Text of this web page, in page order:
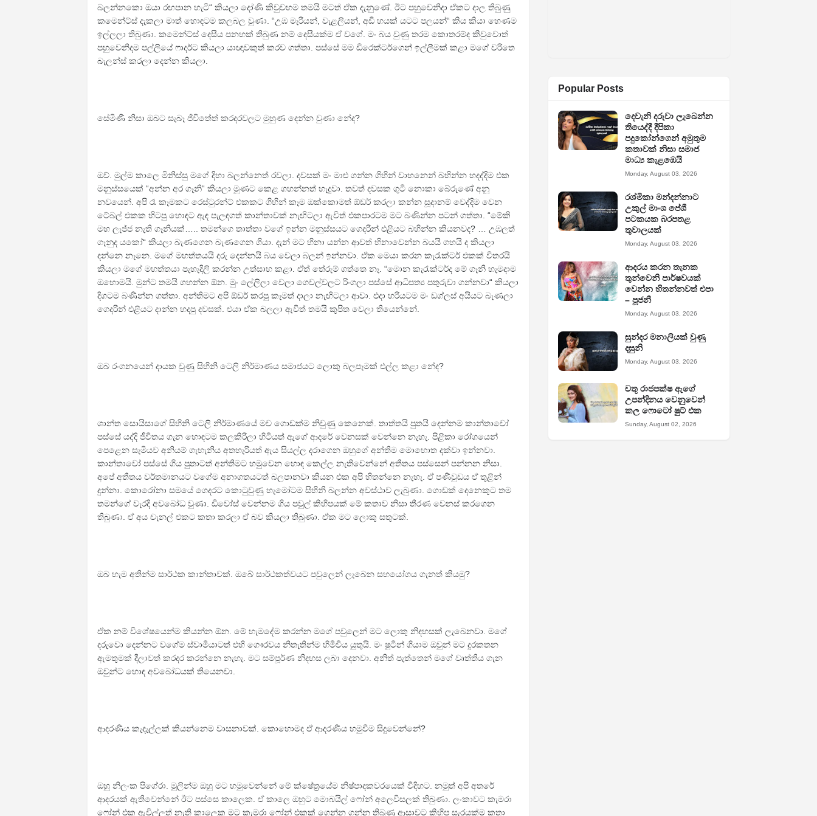
බලන්නකො ඔයා රඟපාන හැටි“ කියලා දෝණි කිවුවහම තමයි මටත් ඒක දැනුණේ. ඊට පහුවෙනිදා ඒකට දාල තිබුණු
කමෙන්ට්ස් දැකලා මාත් හොඳටම කලබල වුණා. “උඹ මැරියන්, වැළලියන්, අඩි හයක් යටට පලයන්“ කිය කියා හෙණම
ඉල්ලලා තිබුණා. කමෙන්ට්ස් දෙසීය පනහක් තිබුණ නම් දෙසීයක්ම ඒ වගේ. මං බය වුණු තරම කොතරම්ද කිවුවොත්
පහුවෙනිදම පල්ලියේ ෆාදර්ට කියලා යාඥාවකුත් කරව ගත්තා. පස්සේ මම ඩිරෙක්ටර්ගෙන් ඉල්ලීමක් කළා මගේ චරිතෙ
බැලන්ස් කරලා දෙන්න කියලා.
සේමිණී නිසා ඔබට සැබෑ ජිවිතේත් කරදරවලට මුහුණ දෙන්න වුණා නේද?
ඔව්. මුල්ම කාලෙ මිනිස්සු මගේ දිහා බලන්නෙත් රවලා. දවසක් මං මාළු ගන්න ගිහින් වාහනෙන් බහින්න හදද්දිම එක
මනුස්සයෙක් “අන්න අර ගෑනි“ කියලා මූණට කෙළ ගහන්නත් හැදුවා. තවත් දවසක ගුටි නොකා බේරුණේ අනූ
නවයෙන්. අපි රෑ කෑමකට රෙස්ටුරන්ට් එකකට ගිහින් කෑම ඔක්කොමත් ඕඩර් කරලා කන්න සූදානම් වෙද්දිම වෙන
ටේබල් එකක හිටපු හොඳට ඇඳ පැලඳගත් කාන්තාවක් නැඟිටලා ඇවිත් එකපාරටම මට බණින්න පටන් ගත්තා. “මේකි
මහ ලැජ්ජ නැති ගෑනියක්….. තමන්ගෙ තාත්තා වගේ ඉන්න මනුස්සයට ගෙදරින් එළියට බහින්න කියනවද? … උඹලත්
ගෑනුද යකෝ“ කියලා බැණගෙන බැණගෙන ගියා. දැන් මට හිනා යන්න ආවත් හිනාවෙන්න බයයි ගහයි ද කියලා
දන්නෙ නෑනෙ. මගේ මහත්තයයි දරු දෙන්නයි බය වෙලා බලන් ඉන්නවා. ඒක මෙයා කරන කැරැක්ටර් එකක් විතරයි
කියලා මගේ මහත්තයා පැහැදිලි කරන්න උත්සාහ කළා. ඒත් තේරුම් ගත්තෙ නෑ. “මොන කැරැක්ටර්ද මේ ගෑනි හැමදාම
ඔහොමයි. මුන්ට තමයි ගහන්න ඕන. මුං ලේලිලා වෙලා ගෙවල්වලට රිංගලා පස්සේ ආධිපත්‍ය පතුරුවා ගන්නවා“ කියලා
දිගටම බණින්න ගත්තා. අන්තිමට අපි ඕඩර් කරපු කෑමත් දාලා නැඟිටලා ආවා. එදා හරියටම මං ඩග්ලස් අයියට බැණලා
ගෙදරින් එළියට දාන්න හදපු දවසක්. එයා ඒක බලලා ඇවිත් තමයි කුපිත වෙලා තියෙන්නේ.
ඔබ රංගනයෙන් දායක වුණු සිහිනි ටෙලි නිර්මාණය සමාජයට ලොකු බලපෑමක් එල්ල කළා නේද?
ශාන්ත සොයිසාගේ සිහිනි ටෙලි නිර්මාණයේ මව ගොඩක්ම නිවුණු කෙනෙක්. තාත්තයි පුතයි දෙන්නම කාන්තාවෝ
පස්සේ යද්දි ජීවිතය ගැන හොඳටම කලකිරිලා හිටියත් ඇගේ ආදරේ වෙනසක් වෙන්නෙ නැහැ. පිළිකා රෝගයෙන්
පෙළෙන සැමියව අනියම් ගැහැනිය අතහැරියත් ඇය සියල්ල දරාගෙන ඔහුගේ අන්තිම මොහොත දක්වා ඉන්නවා.
කාන්තාවෝ පස්සේ ගිය පුතාටත් අන්තිමට හමුවෙන හොඳ කෙල්ල නැතිවෙන්නේ අතීතය පස්සෙන් පන්නන නිසා.
අපේ අතීතය වර්තමානයට වගේම අනාගතයටත් බලපානවා කියන එක අපි හිතන්නෙ නැහැ. ඒ පණිවුඩය ඒ තුළින්
දුන්නා. කොරෝනා සමයේ ගෙදරට කොටුවුණු හැමෝටම සිහිනි බලන්න අවස්ථාව ලැබුණා. ගොඩක් දෙනෙකුට තම
තමන්ගේ වැරදි අවබෝධ වුණා. ඩිවෝස් වෙන්නම ගිය පවුල් කිහිපයක් මේ කතාව නිසා තීරණ වෙනස් කරගෙන
තිබුණා. ඒ අය චැනල් එකට කතා කරලා ඒ බව කියලා තිබුණා. ඒක මට ලොකු සතුටක්.
ඔබ හැම අතින්ම සාර්ථක කාන්තාවක්. ඔබේ සාර්ථකත්වයට පවුලෙන් ලැබෙන සහයෝගය ගැනත් කියමු?
ඒක නම් විශේෂයෙන්ම කියන්න ඕන. මේ හැමදේම කරන්න මගේ පවුලෙන් මට ලොකු නිදහසක් ලැබෙනවා. මගේ
දරුවො දෙන්නට වගේම ස්වාමියාටත් එහි ගෞරවය නිතැතින්ම හිමිවිය යුතුයි. මං ෂූටින් ගියාම ඔවුන් මට දුරකතන
ඇමතුමක් දීලාවත් කරදර කරන්නෙ නැහැ. මට සම්පූර්ණ නිදහස ලබා දෙනවා. අනිත් පැත්තෙන් මගේ වෘත්තිය ගැන
ඔවුන්ට හොඳ අවබෝධයක් තියෙනවා.
ආදරණීය කැදැල්ලක් කියන්නෙම වාසනාවක්. කොහොමද ඒ ආදරණීය හමුවීම සිදුවෙන්නේ?
ඔහු නිලංක පිගේරා. මුලින්ම ඔහු මට හමුවෙන්නේ මේ ක්ෂේත්‍රයේම නිෂ්පාදකවරයෙක් විදිහට. නමුත් අපි අතරේ
ආදරයක් ඇතිවෙන්නේ ඊට පස්සෙ කාලෙක. ඒ කාලෙ ඔහුට මොබයිල් ෆෝන් අලෙවිසලක් තිබුණා. ලංකාවට කැමරා
ෆෝන් එක ඇවිල්ලත් නැති කාලෙක මට කැමරා ෆෝන් එකක් ගෙන්න ගන්න තිබුණු ආසාවට කිහිප සැරයක්ම කතා
Popular Posts
දෙවැනි දරුවා ලැබෙන්න
තියෙද්දී දීපිකා
පදුකෝන්ගෙන් අමුතුම
කතාවක් නිසා සමාජ
මාධ්‍ය කැළඹෙයි
Monday, August 03, 2026
රශ්මිකා මන්දන්නාට
උකුල් මාංශ පේශී
පටකයක බරපතළ
තුවාලයක්
Monday, August 03, 2026
ආදරය කරන තැනක
තුන්වෙනි පාර්ෂවයක්
වෙන්න හිතන්නවත් එපා
– පූජනී
Monday, August 03, 2026
සුන්දර මනාලියක් වුණු
දසුනි
Monday, August 03, 2026
චතූ රාජපක්ෂ ඇගේ
උපන්දිනය වෙනුවෙන්
කල ෆොටෝ ෂුට් එක
Sunday, August 02, 2026